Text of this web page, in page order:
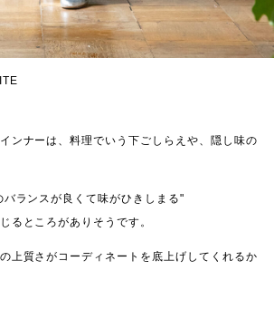
ンナーは、料理でいう下ごしらえや、隠し味の
ランスが良くて味がひきしまる"
るところがありそうです。
上質さがコーディネートを底上げしてくれるか